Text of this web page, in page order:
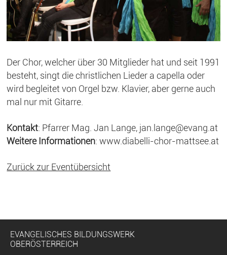
Der Chor, welcher über 30 Mitglieder hat und seit 1991
besteht, singt die christlichen Lieder a capella oder
wird begleitet von Orgel bzw. Klavier, aber gerne auch
mal nur mit Gitarre.
Kontakt: Pfarrer Mag. Jan Lange, jan.lange@evang.at
Weitere Informationen:www.diabelli-chor-mattsee.at
Zurück zur Eventübersicht
EVANGELISCHES BILDUNGSWERK
OBERÖSTERREICH